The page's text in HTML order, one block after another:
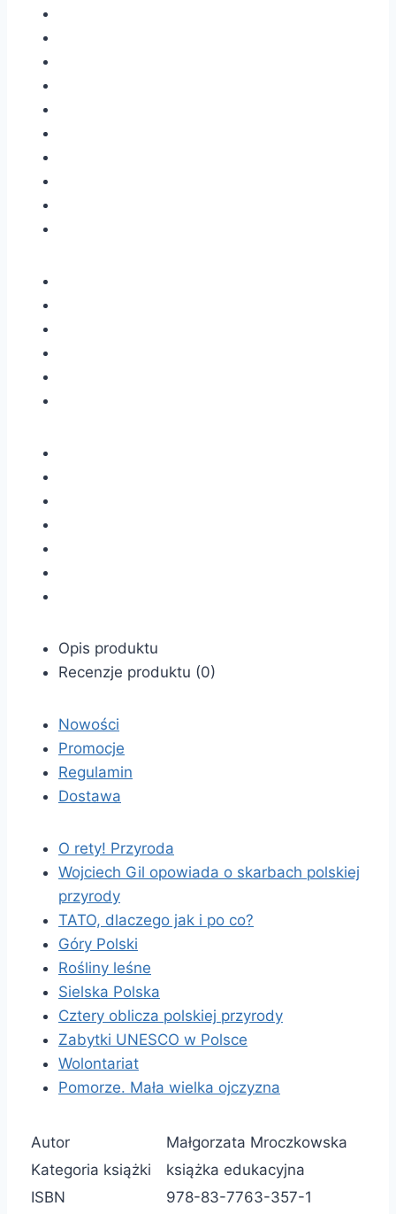
Opis produktu
Recenzje produktu (0)
Nowości
Promocje
Regulamin
Dostawa
O rety! Przyroda
Wojciech Gil opowiada o skarbach polskiej
przyrody
TATO, dlaczego jak i po co?
Góry Polski
Rośliny leśne
Sielska Polska
Cztery oblicza polskiej przyrody
Zabytki UNESCO w Polsce
Wolontariat
Pomorze. Mała wielka ojczyzna
Autor
Małgorzata Mroczkowska
Kategoria książki
książka edukacyjna
ISBN
978-83-7763-357-1